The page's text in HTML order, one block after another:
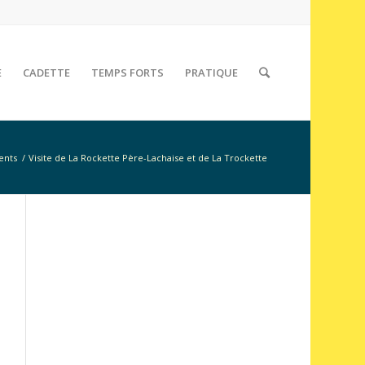
CADETTE TEMPS FORTS PRATIQUE
/ Visite de La Rockette Père-Lachaise et de La Trockette